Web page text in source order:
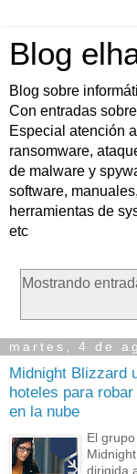
Blog
Blog sobre
Con entradas
Especial atención
ransomware,
de malware y
software,
herramientas de
etc
Mostrando
martes, 4 de
Midnight Blizzard
hoteles para
en la nube
El
dirigida